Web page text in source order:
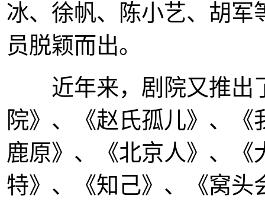
冰、徐帆、陈小艺、胡军
员脱颖而出。
近年来，剧院又推出
院》、《赵氏孤儿》、
鹿原》、《北京人》、《
特》、《知己》、《窝头